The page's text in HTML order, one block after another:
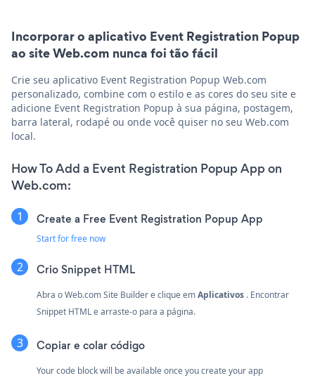
Incorporar o aplicativo Event Registration Popup
ao site Web.com nunca foi tão fácil
Crie seu aplicativo Event Registration Popup Web.com
personalizado, combine com o estilo e as cores do seu site e
adicione Event Registration Popup à sua página, postagem,
barra lateral, rodapé ou onde você quiser no seu Web.com
local.
How To Add a Event Registration Popup App on
Web.com:
Create a Free Event Registration Popup App
Start for free now
CrioSnippet HTML
Abra o Web.com Site Builder e clique emAplicativos . Encontrar
Snippet HTML e arraste-o para a página.
Copiar e colar código
Your code block will be available once you create your app